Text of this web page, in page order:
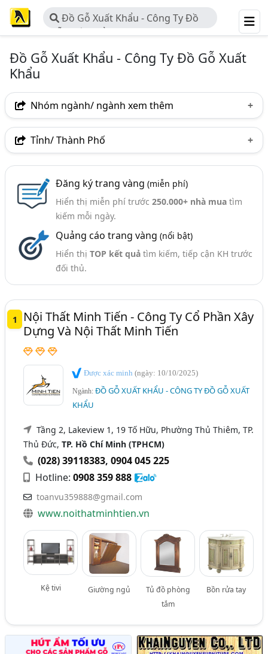
Đồ Gỗ Xuất Khẩu - Công Ty Đồ
Gỗ Xuất Khẩu
Đồ Gỗ Xuất Khẩu - Công Ty Đồ Gỗ Xuất
Khẩu
Nhóm ngành/ ngành xem thêm
Ngành nghề
Ngành xem thêm
Đồ Gỗ Nội Thất - Sản Xuất Và Kinh Doanh Đồ Gỗ Nội
Đồ Gỗ, Đồ Gỗ Tự Nhiên - Sản Xuất Và Kinh Doanh (344)
Đồ Gỗ Mỹ Nghệ - Sản Xuất Và Kinh Doanh (220)
Tỉnh/ Thành Phố
Bình Dương
Tp. Đà Nẵng
Bình Phước
Khánh Hòa
Nam Định
Đắk Lắk
Bình Định Gia Lai
Long An
Ninh Bình
Quảng Nam
Quảng Ngãi
Tây Ninh
Đăng ký trang vàng (miễn phí)
Hiển thị miễn phí trước 250.000+ nhà muatìm
kiếm mỗi ngày.
Quảng cáo trang vàng (nổi bật)
Hiển thị TOP kết quảtìm kiếm, tiếp cận KH trước
đối thủ.
1
Nội Thất Minh Tiến - Công Ty Cổ Phần Xây
Dựng Và Nội Thất Minh Tiến
Được xác minh(ngày: 10/10/2025)
Ngành:ĐỒ GỖ XUẤT KHẨU - CÔNG TY ĐỒ GỖ XUẤT
KHẨU
Tầng 2, Lakeview 1, 19 Tố Hữu, Phường Thủ Thiêm, TP.
Thủ Đức,TP. Hồ Chí Minh (TPHCM)
(028) 39118383,0904 045 225
Hotline:0908 359 888
toanvu359888@gmail.com
www.noithatminhtien.vn
Kệ tivi Giường ngủ
Tủ đồ phòng
tắm
Bồn rửa tay